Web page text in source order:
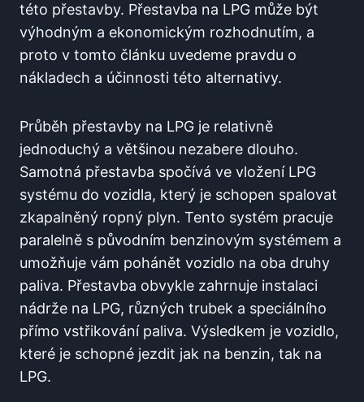
⁢této přestavby. Přestavba na LPG může být ​
výhodným a ekonomickým rozhodnutím, ⁢a
proto ⁣v ⁣tomto‌ článku ⁣uvedeme​ pravdu‌ o
‍nákladech a účinnosti této alternativy.
Průběh přestavby na LPG ⁤je ⁢relativně
jednoduchý a⁤ většinou ‌nezabere dlouho.
⁢Samotná přestavba spočívá ve⁤ vložení LPG
systému do‌ vozidla,⁤ který je schopen ⁣spalovat
zkapalněný​ ropný plyn. Tento systém pracuje
paralelně s‌ původním ‍benzinovým⁢ systémem a
umožňuje vám pohánět vozidlo na oba ⁤druhy⁤
paliva. Přestavba obvykle‍ zahrnuje instalaci​
nádrže na LPG, různých trubek a speciálního‍
přímo vstřikování paliva.​ Výsledkem je ‌vozidlo,‌
které je schopné⁢ jezdit jak na⁣ benzin,⁢ tak na
LPG.